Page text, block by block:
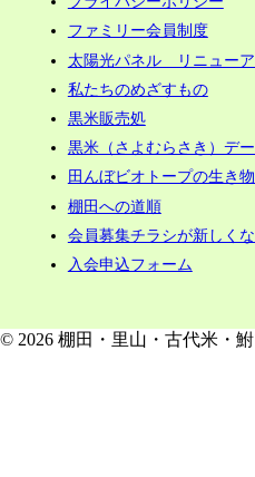
ファミリー会員制度
太陽光パネル リニュー
私たちのめざすもの
黒米販売処
黒米（さよむらさき）デ
田んぼビオトープの生き
棚田への道順
会員募集チラシが新しく
入会申込フォーム
© 2026 棚田・里山・古代米・